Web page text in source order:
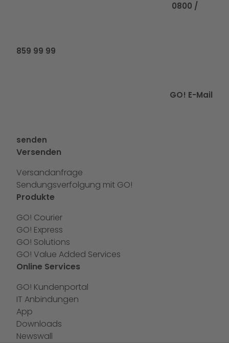
0800 /
859 99 99
GO! E-Mail
senden
Versenden
Versandanfrage
Sendungsverfolgung mit GO!
Produkte
GO! Courier
GO! Express
GO! Solutions
GO! Value Added Services
Online Services
GO! Kundenportal
IT Anbindungen
App
Downloads
Newswall